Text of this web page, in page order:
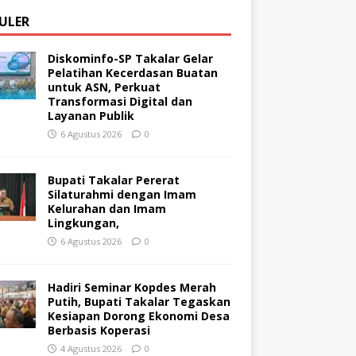
Diskominfo-SP Takalar Gelar
Pelatihan Kecerdasan Buatan
untuk ASN, Perkuat
Transformasi Digital dan
Layanan Publik
6 Agustus 2026 0
Bupati Takalar Pererat
Silaturahmi dengan Imam
Kelurahan dan Imam
Lingkungan,
6 Agustus 2026 0
Hadiri Seminar Kopdes Merah
Putih, Bupati Takalar Tegaskan
Kesiapan Dorong Ekonomi Desa
Berbasis Koperasi
4 Agustus 2026 0